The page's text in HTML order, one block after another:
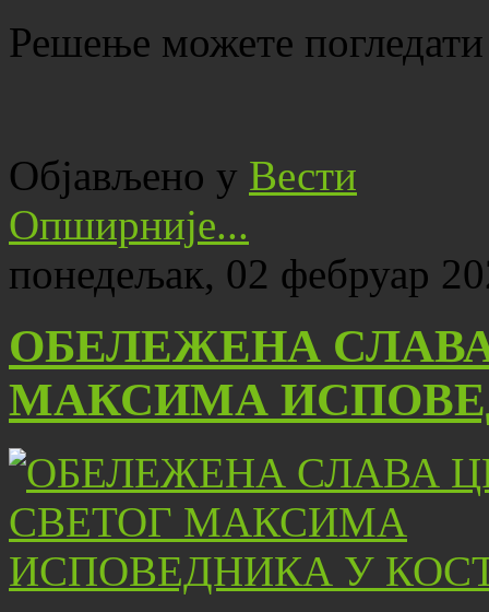
Решење можете
Објављено у Вести
Опширније...
понедељак, 02 фебруар
ОБЕЛЕЖЕНА
МАКСИМА